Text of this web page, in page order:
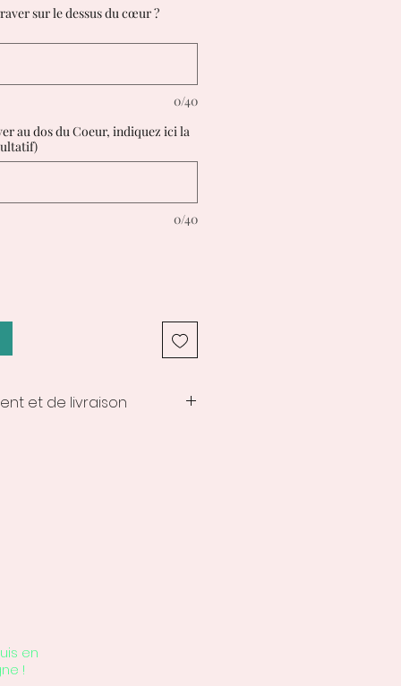
sur le dessus du cœur ?
0/40
au dos du Coeur, indiquez ici la
0/40
et de livraison
et de livraison des
varient de 10 à 15 jours
la commande.
en
!